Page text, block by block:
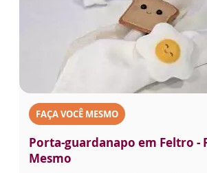
FAÇA VOCÊ MESMO
Porta-guardanapo em Feltro -
Mesmo